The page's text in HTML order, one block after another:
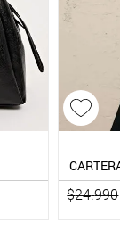
$24.990